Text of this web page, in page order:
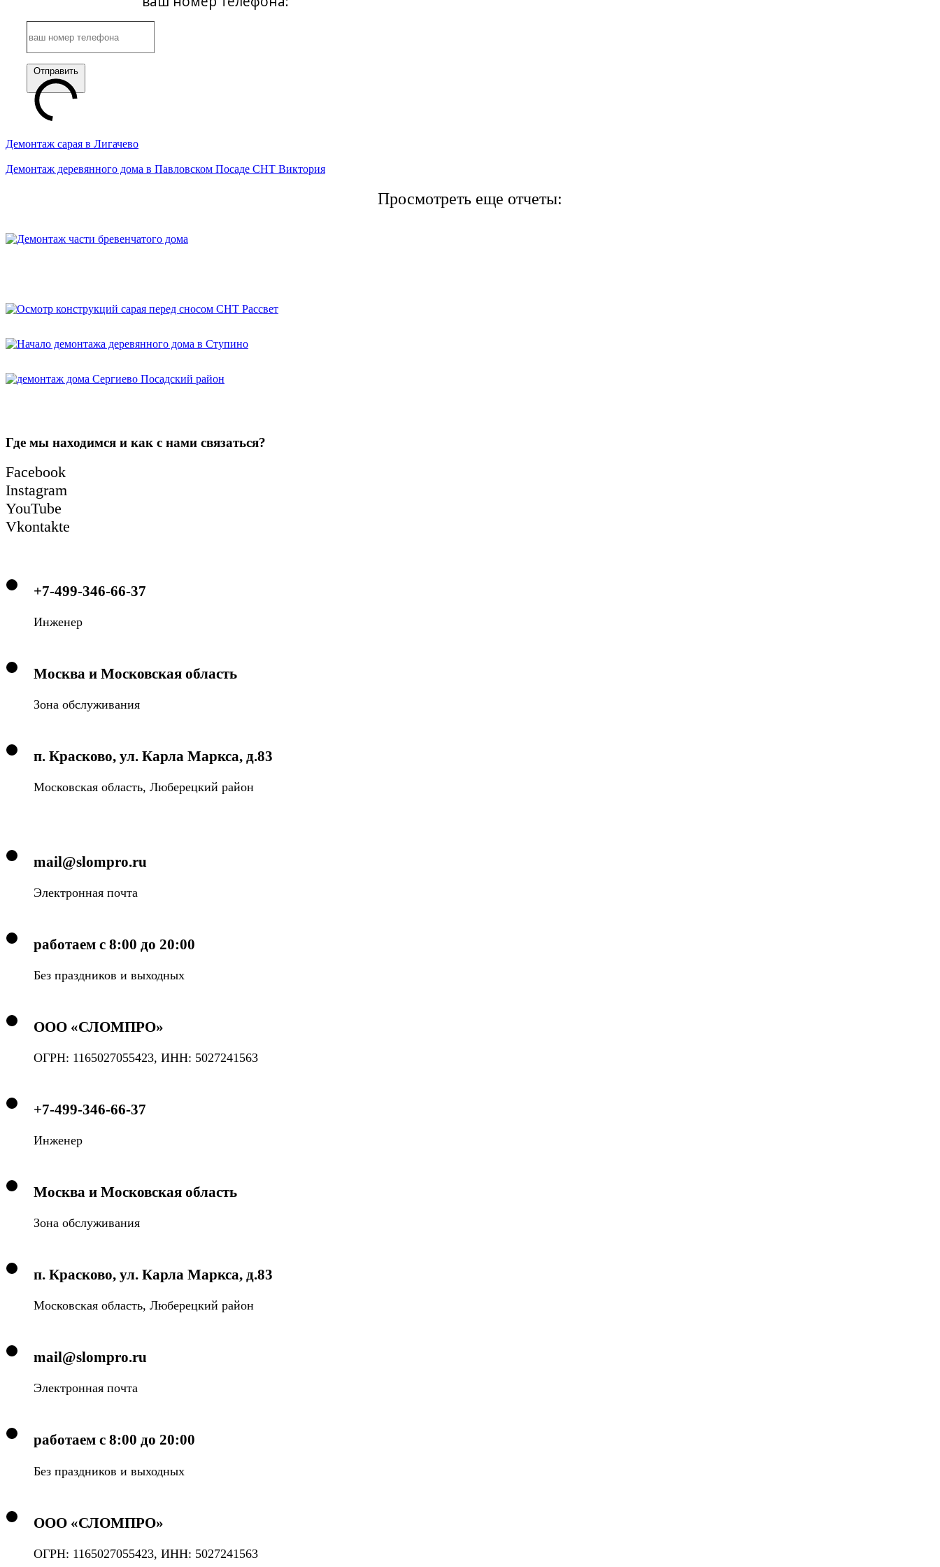
Отправить
Демонтаж сарая в Лигачево
Демонтаж деревянного дома в Павловском Посаде СНТ Виктория
Просмотреть еще отчеты:
Где мы находимся и как с нами связаться?
Facebook
Instagram
YouTube
Vkontakte
+7-499-346-66-37
Инженер
Москва и Московская область
Зона обслуживания
п. Красково, ул. Карла Маркса, д.83
Московская область, Люберецкий район
mail@slompro.ru
Электронная почта
работаем с 8:00 до 20:00
Без праздников и выходных
ООО «СЛОМПРО»
ОГРН: 1165027055423, ИНН: 5027241563
+7-499-346-66-37
Инженер
Москва и Московская область
Зона обслуживания
п. Красково, ул. Карла Маркса, д.83
Московская область, Люберецкий район
mail@slompro.ru
Электронная почта
работаем с 8:00 до 20:00
Без праздников и выходных
ООО «СЛОМПРО»
ОГРН: 1165027055423, ИНН: 5027241563